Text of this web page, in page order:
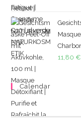
11,80 €
Calendar